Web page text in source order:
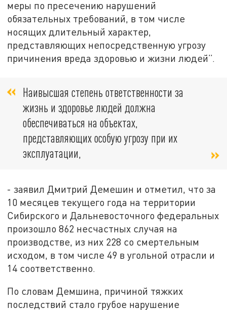
меры по пресечению нарушений
обязательных требований, в том числе
носящих длительный характер,
представляющих непосредственную угрозу
причинения вреда здоровью и жизни людей”.
Наивысшая степень ответственности за
жизнь и здоровье людей должна
обеспечиваться на объектах,
представляющих особую угрозу при их
эксплуатации,
- заявил Дмитрий Демешин и отметил, что за
10 месяцев текущего года на территории
Сибирского и Дальневосточного федеральных
произошло 862 несчастных случая на
производстве, из них 228 со смертельным
исходом, в том числе 49 в угольной отрасли и
14 соответственно.
По словам Демшина, причиной тяжких
последствий стало грубое нарушение